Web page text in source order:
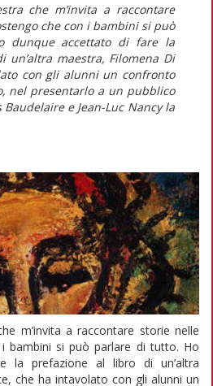
che m’invita a raccontare
che con i bambini si può
dunque accettato di fare la
un’altra maestra, Filomena Di
con gli alunni un confronto
nel presentarlo a un pubblico
e Jean-Luc Nancy la
m’invita a raccontare storie nelle
bambini si può parlare di tutto. Ho
la prefazione al libro di un’altra
che ha intavolato con gli alunni un